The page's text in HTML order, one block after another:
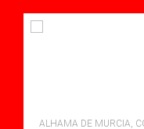
ALHAMA DE MURCIA,